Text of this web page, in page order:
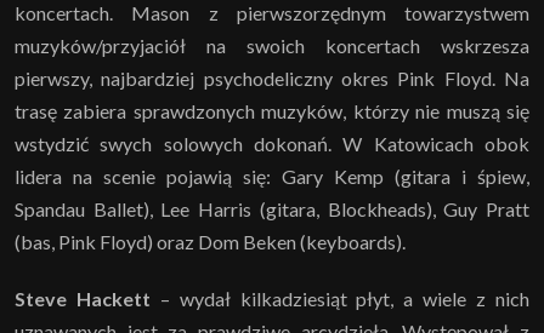
koncertach. Mason z pierwszorzędnym towarzystwem
muzyków/przyjaciół na swoich koncertach wskrzesza
pierwszy, najbardziej psychodeliczny okres Pink Floyd. Na
trasę zabiera sprawdzonych muzyków, którzy nie muszą się
wstydzić swych solowych dokonań. W Katowicach obok
lidera na scenie pojawią się: Gary Kemp (gitara i śpiew,
Spandau Ballet), Lee Harris (gitara, Blockheads), Guy Pratt
(bas, Pink Floyd) oraz Dom Beken (keyboards).
Steve Hackett – wydał kilkadziesiąt płyt, a wiele z nich